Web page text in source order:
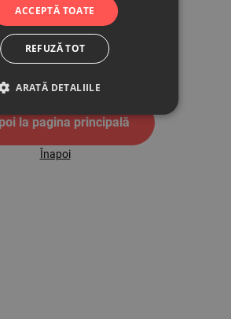
500
la pagina principală
Înapoi
ACCEPTĂ TOATE
REFUZĂ TOT
ARATĂ DETALIILE